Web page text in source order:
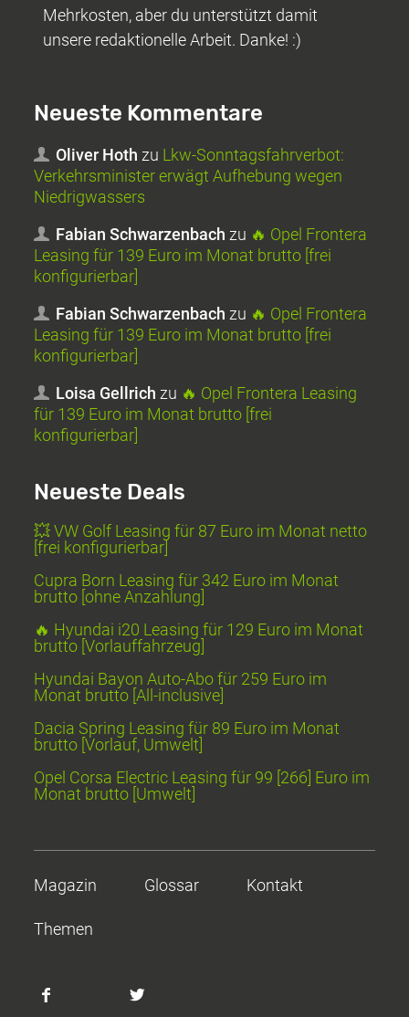
Mehrkosten, aber du unterstützt damit
unsere redaktionelle Arbeit. Danke! :)
Neueste Kommentare
Oliver Hoth zu Lkw-Sonntagsfahrverbot:
Verkehrsminister erwägt Aufhebung wegen
Niedrigwassers
Fabian Schwarzenbach zu 🔥 Opel Frontera
Leasing für 139 Euro im Monat brutto [frei
konfigurierbar]
Fabian Schwarzenbach zu 🔥 Opel Frontera
Leasing für 139 Euro im Monat brutto [frei
konfigurierbar]
Loisa Gellrich zu 🔥 Opel Frontera Leasing
für 139 Euro im Monat brutto [frei
konfigurierbar]
Neueste Deals
💥 VW Golf Leasing für 87 Euro im Monat netto
[frei konfigurierbar]
Cupra Born Leasing für 342 Euro im Monat
brutto [ohne Anzahlung]
🔥 Hyundai i20 Leasing für 129 Euro im Monat
brutto [Vorlauffahrzeug]
Hyundai Bayon Auto-Abo für 259 Euro im
Monat brutto [All-inclusive]
Dacia Spring Leasing für 89 Euro im Monat
brutto [Vorlauf, Umwelt]
Opel Corsa Electric Leasing für 99 [266] Euro im
Monat brutto [Umwelt]
Magazin Glossar Kontakt
Themen